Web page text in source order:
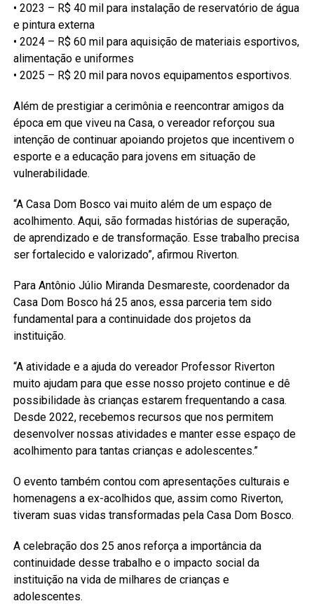
• 2023 – R$ 40 mil para instalação de reservatório de água
e pintura externa
• 2024 – R$ 60 mil para aquisição de materiais esportivos,
alimentação e uniformes
• 2025 – R$ 20 mil para novos equipamentos esportivos.
Além de prestigiar a cerimônia e reencontrar amigos da
época em que viveu na Casa, o vereador reforçou sua
intenção de continuar apoiando projetos que incentivem o
esporte e a educação para jovens em situação de
vulnerabilidade.
“A Casa Dom Bosco vai muito além de um espaço de
acolhimento. Aqui, são formadas histórias de superação,
de aprendizado e de transformação. Esse trabalho precisa
ser fortalecido e valorizado”, afirmou Riverton.
Para Antônio Júlio Miranda Desmareste, coordenador da
Casa Dom Bosco há 25 anos, essa parceria tem sido
fundamental para a continuidade dos projetos da
instituição.
“A atividade e a ajuda do vereador Professor Riverton
muito ajudam para que esse nosso projeto continue e dê
possibilidade às crianças estarem frequentando a casa.
Desde 2022, recebemos recursos que nos permitem
desenvolver nossas atividades e manter esse espaço de
acolhimento para tantas crianças e adolescentes.”
O evento também contou com apresentações culturais e
homenagens a ex-acolhidos que, assim como Riverton,
tiveram suas vidas transformadas pela Casa Dom Bosco.
A celebração dos 25 anos reforça a importância da
continuidade desse trabalho e o impacto social da
instituição na vida de milhares de crianças e
adolescentes.